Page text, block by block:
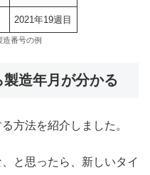
2021年19週目
造番号の例
造年月が分かる
方法を紹介しました。
と思ったら、新しいタイ